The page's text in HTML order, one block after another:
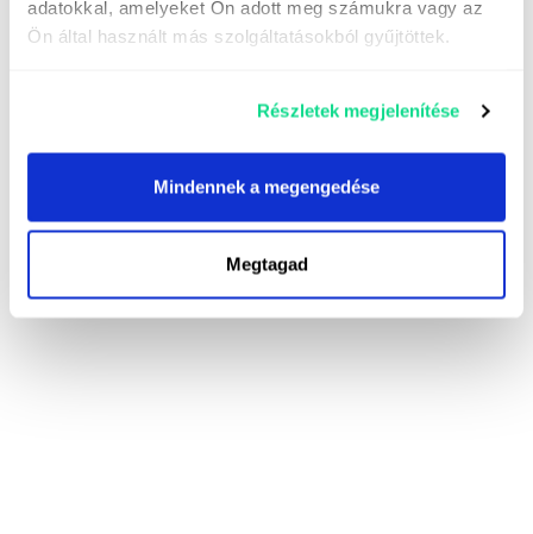
adatokkal, amelyeket Ön adott meg számukra vagy az
Ön által használt más szolgáltatásokból gyűjtöttek.
Részletek megjelenítése
Mindennek a megengedése
Megtagad